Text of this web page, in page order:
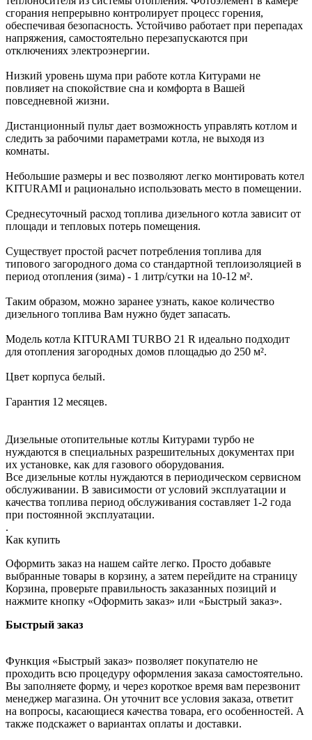
сгорания непрерывно контролирует процесс горения,
обеспечивая безопасность. Устойчиво работает при перепадах
напряжения, самостоятельно перезапускаются при
отключениях электроэнергии.
Низкий уровень шума при работе котла Китурами не
повлияет на спокойствие сна и комфорта в Вашей
повседневной жизни.
Дистанционный пульт дает возможность управлять котлом и
следить за рабочими параметрами котла, не выходя из
комнаты.
Небольшие размеры и вес позволяют легко монтировать котел
KITURAMI и рационально использовать место в помещении.
Среднесуточный расход топлива дизельного котла зависит от
площади и тепловых потерь помещения.
Существует простой расчет потребления топлива для
типового загородного дома со стандартной теплоизоляцией в
период отопления (зима) - 1 литр/сутки на 10-12 м².
Таким образом, можно заранее узнать, какое количество
дизельного топлива Вам нужно будет запасать.
Модель котла KITURAMI TURBO 21 R идеально подходит
для отопления загородных домов площадью до 250 м².
Цвет корпуса белый.
Гарантия 12 месяцев.
Дизельные отопительные котлы Китурами турбо не
нуждаются в специальных разрешительных документах при
их установке, как для газового оборудования.
Все дизельные котлы нуждаются в периодическом сервисном
обслуживании. В зависимости от условий эксплуатации и
качества топлива период обслуживания составляет 1-2 года
при постоянной эксплуатации.
.
Как купить
Оформить заказ на нашем сайте легко. Просто добавьте
выбранные товары в корзину, а затем перейдите на страницу
Корзина, проверьте правильность заказанных позиций и
нажмите кнопку «Оформить заказ» или «Быстрый заказ».
Быстрый заказ
Функция «Быстрый заказ» позволяет покупателю не
проходить всю процедуру оформления заказа самостоятельно.
Вы заполняете форму, и через короткое время вам перезвонит
менеджер магазина. Он уточнит все условия заказа, ответит
на вопросы, касающиеся качества товара, его особенностей. А
также подскажет о вариантах оплаты и доставки.